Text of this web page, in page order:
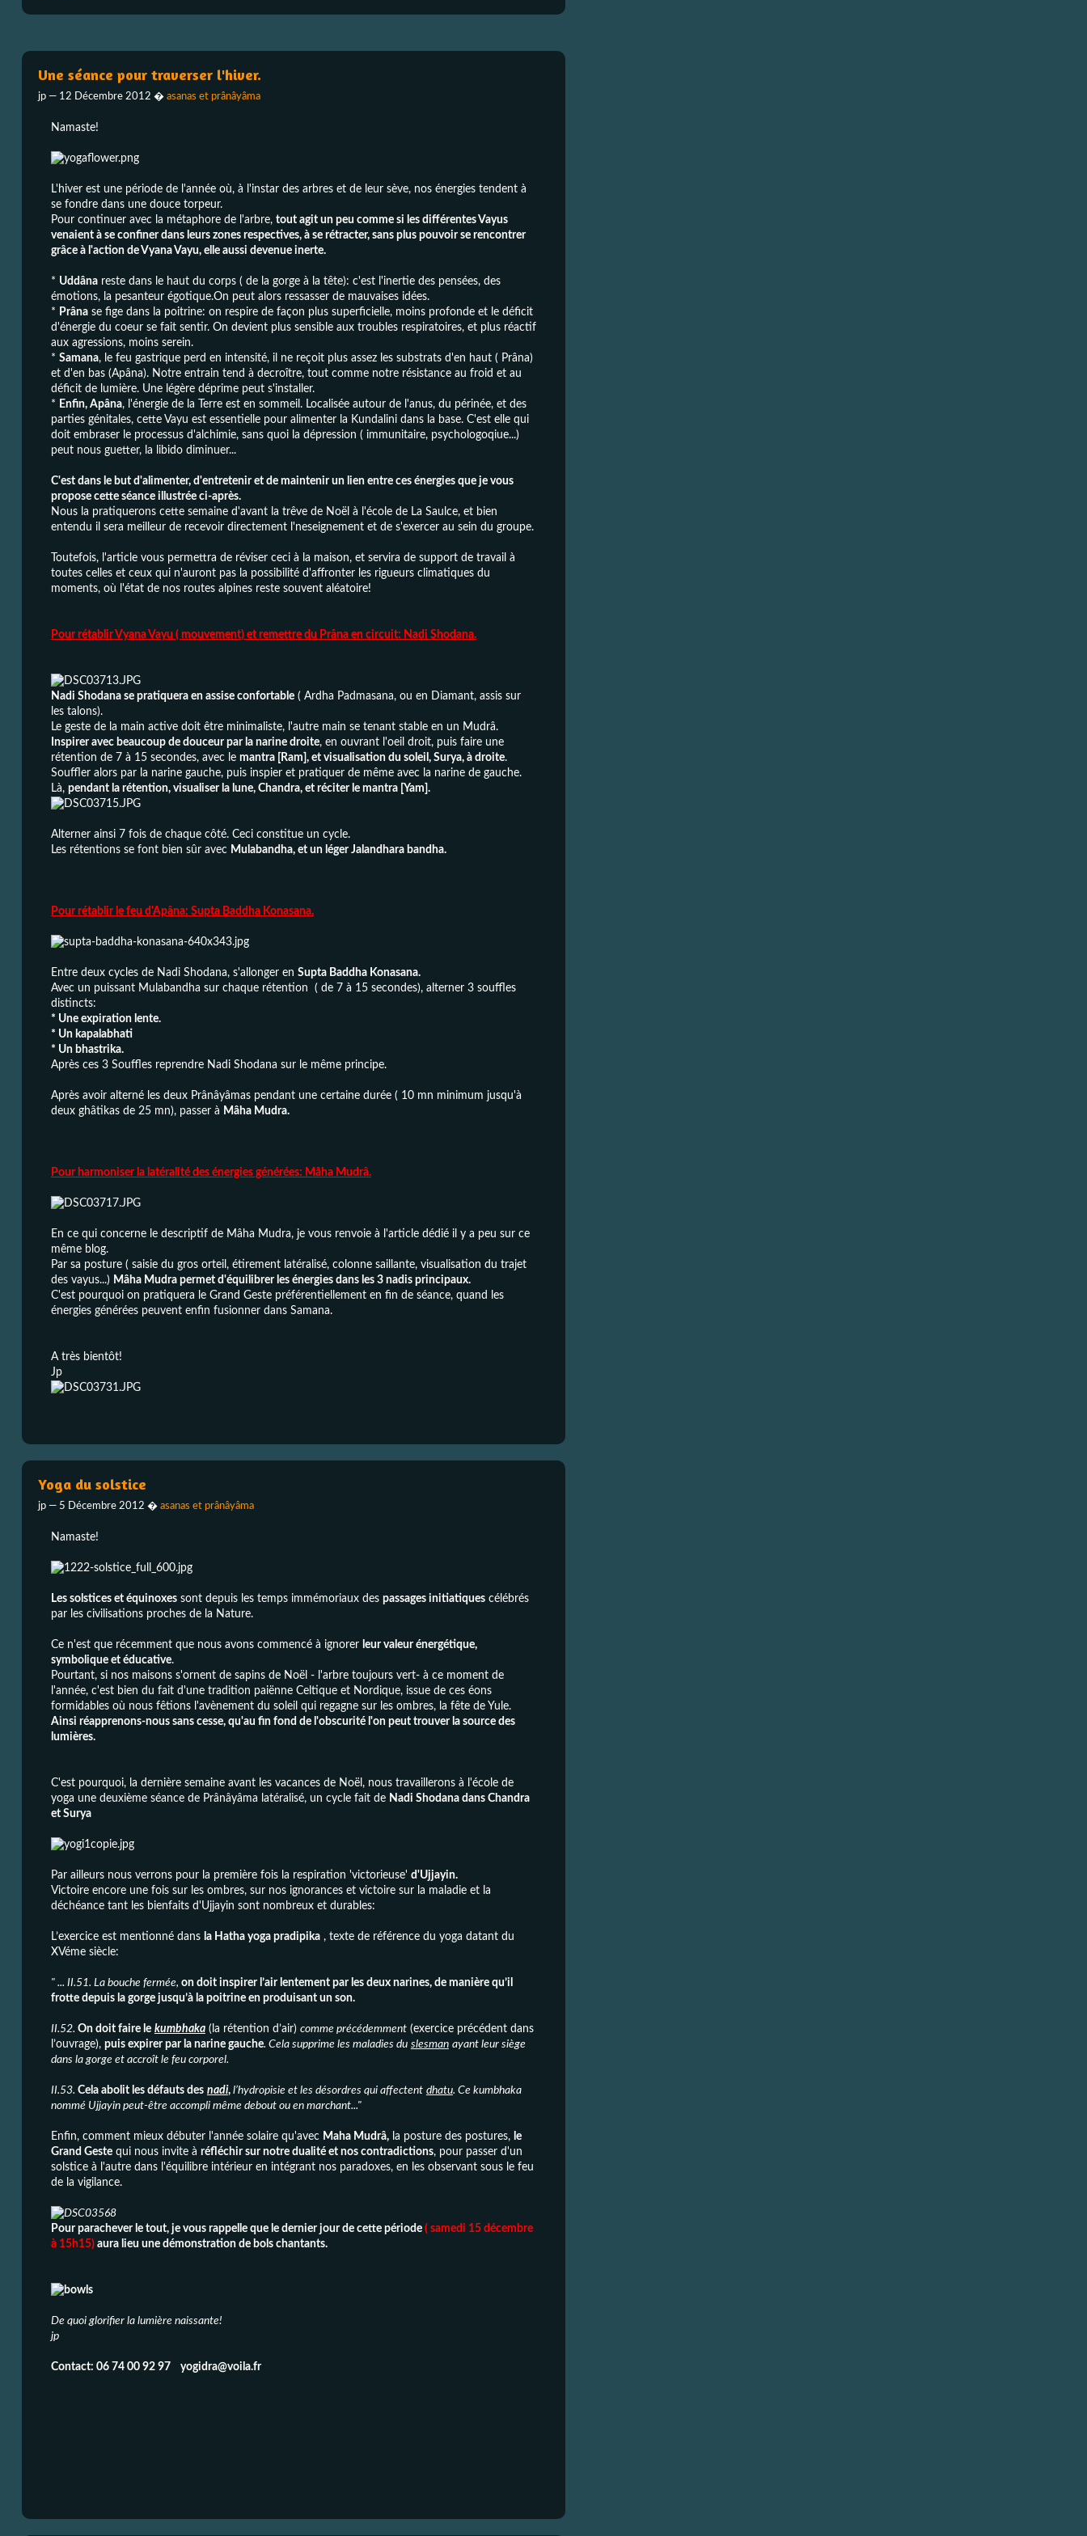
Une séance pour traverser l'hiver.
jp — 12 Décembre 2012 � asanas et prânâyâma
Namaste!
L'hiver est une période de l'année où, à l'instar des arbres et de leur sève, nos énergies tendent à
se fondre dans une douce torpeur.
Pour continuer avec la métaphore de l'arbre, tout agit un peu comme si les différentes Vayus
venaient à se confiner dans leurs zones respectives, à se rétracter, sans plus pouvoir se rencontrer
grâce à l'action de Vyana Vayu, elle aussi devenue inerte.
* Uddânareste dans le haut du corps ( de la gorge à la tête): c'est l'inertie des pensées, des
émotions, la pesanteur égotique.On peut alors ressasser de mauvaises idées.
* Prânase fige dans la poitrine: on respire de façon plus superficielle, moins profonde et le déficit
d'énergie du coeur se fait sentir. On devient plus sensible aux troubles respiratoires, et plus réactif
aux agressions, moins serein.
* Samana, le feu gastrique perd en intensité, il ne reçoit plus assez les substrats d'en haut ( Prâna)
et d'en bas (Apâna). Notre entrain tend à decroître, tout comme notre résistance au froid et au
déficit de lumière. Une légère déprime peut s'installer.
* Enfin, Apâna, l'énergie de la Terre est en sommeil. Localisée autour de l'anus, du périnée, et des
parties génitales, cette Vayu est essentielle pour alimenter la Kundalini dans la base. C'est elle qui
doit embraser le processus d'alchimie, sans quoi la dépression ( immunitaire, psychologoqiue...)
peut nous guetter, la libido diminuer...
C'est dans le but d'alimenter, d'entretenir et de maintenir un lien entre ces énergies que je vous
propose cette séance illustrée ci-après.
Nous la pratiquerons cette semaine d'avant la trêve de Noël à l'école de La Saulce,et bien
entendu il sera meilleur de recevoir directement l'neseignement et de s'exercer au sein du groupe.
Toutefois, l'article vous permettra de réviser ceci à la maison, et servira de support de travail à
toutes celles et ceux qui n'auront pas la possibilité d'affronter les rigueurs climatiques du
moments, où l'état de nos routes alpines reste souvent aléatoire!
Pour rétablir Vyana Vayu ( mouvement) et remettre du Prâna en circuit: Nadi Shodana.
Nadi Shodana se pratiquera en assise confortable( Ardha Padmasana, ou en Diamant, assis sur
les talons).
Le geste de la main active doit être minimaliste, l'autre main se tenant stable en un Mudrâ.
Inspirer avec beaucoup de douceur par la narine droite, en ouvrant l'oeil droit, puis faire une
rétention de 7 à 15 secondes, avec le mantra [Ram], et visualisation du soleil, Surya, à droite.
Souffler alors par la narine gauche, puis inspier et pratiquer de même avec la narine de gauche.
Là, pendant la rétention, visualiser la lune, Chandra, et réciter le mantra [Yam].
Alterner ainsi 7 fois de chaque côté. Ceci constitue un cycle.
Les rétentions se font bien sûr avec Mulabandha, et un léger Jalandhara bandha.
Pour rétablir le feu d'Apâna: Supta Baddha Konasana.
Entre deux cycles de Nadi Shodana, s'allonger en Supta Baddha Konasana.
Avec un puissant Mulabandha sur chaque rétention ( de 7 à 15 secondes), alterner 3 souffles
distincts:
* Une expiration lente.
* Un kapalabhati
* Un bhastrika.
Après ces 3 Souffles reprendre Nadi Shodana sur le même principe.
Après avoir alterné les deux Prânâyâmas pendant une certaine durée ( 10 mn minimum jusqu'à
deux ghâtikas de 25 mn), passer à Mâha Mudra.
Pour harmoniser la latéralité des énergies générées: Mâha Mudrâ.
En ce qui concerne le descriptif de Mâha Mudra, je vous renvoie à l'article dédié il y a peu sur ce
même blog.
Par sa posture ( saisie du gros orteil, étirement latéralisé, colonne saillante, visualisation du trajet
des vayus...) Mâha Mudra permet d'équilibrer les énergies dans les 3 nadis principaux.
C'est pourquoi on pratiquera le Grand Gestepréférentiellement en fin de séance, quand les
énergies générées peuvent enfin fusionner dans Samana.
A très bientôt!
Jp
Yoga du solstice
jp — 5 Décembre 2012 � asanas et prânâyâma
Namaste!
Les solstices et équinoxessont depuis les temps immémoriaux des passages initiatiquescélébrés
par les civilisations proches de la Nature.
Ce n'est que récemment que nous avons commencé à ignorer leur valeur énergétique,
symbolique et éducative.
Pourtant, si nos maisons s'ornent de sapins de Noël - l'arbre toujours vert- à ce moment de
l'année, c'est bien du fait d'une tradition paiënne Celtique et Nordique, issue de ces éons
formidables où nous fêtions l'avènement du soleil qui regagne sur les ombres, la fête de Yule.
Ainsi réapprenons-nous sans cesse, qu'au fin fond de l'obscurité l'on peut trouver la source des
lumières.
C'est pourquoi, la dernière semaine avant les vacances de Noël, nous travaillerons à l'école de
yoga une deuxième séance de Prânâyâma latéralisé, un cycle fait de Nadi Shodana dans Chandra
et Surya
Par ailleurs nous verrons pour la première fois la respiration 'victorieuse' d'Ujjayin.
Victoire encore une fois sur les ombres, sur nos ignorances et victoire sur la maladie et la
déchéance tant les bienfaits d'Ujjayin sont nombreux et durables:
L’exercice est mentionné dans la Hatha yoga pradipika, texte de référence du yoga datant du
XVéme siècle:
" ... II.51. La bouche fermée, on doit inspirer l’air lentement par les deux narines, de manière qu’il
frotte depuis la gorge jusqu’à la poitrine en produisant un son.
II.52. On doit faire le kumbhaka(la rétention d’air) comme précédemment(exercice précédent dans
l’ouvrage), puis expirer par la narine gauche. Cela supprime les maladies du slesman ayant leur siège
dans la gorge et accroît le feu corporel.
II.53. Cela abolit les défauts des nadi,l’hydropisie et les désordres qui affectent dhatu. Ce kumbhaka
nommé Ujjayin peut-être accompli même debout ou en marchant..."
Enfin, comment mieux débuter l'année solaire qu'avec Maha Mudrâ,la posture des postures, le
Grand Gestequi nous invite à réfléchir sur notre dualité et nos contradictions, pour passer d'un
solstice à l'autre dans l'équilibre intérieur en intégrant nos paradoxes, en les observant sous le feu
de la vigilance.
Pour parachever le tout, je vous rappelle que le dernier jour de cette période ( samedi 15 décembre
à 15h15)aura lieu une démonstration de bols chantants.
De quoi glorifier la lumière naissante!
jp
Contact: 06 74 00 92 97 yogidra@voila.fr